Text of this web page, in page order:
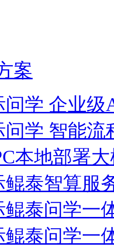
案
学 企业级
问学 智能流
本地部署
鲲泰智算服
鲲泰问学一
泰问学一